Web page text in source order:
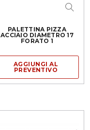
PALETTINA PIZZA
ACCIAIO DIAMETRO 17
FORATO 1
AGGIUNGI AL
PREVENTIVO